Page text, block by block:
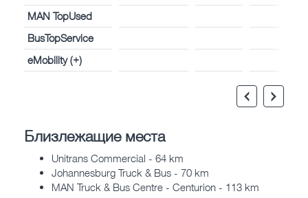
MAN TopUsed
BusTopService
eMobility (+)
Близлежащие места
Unitrans Commercial - 64 km
Johannesburg Truck & Bus - 70 km
MAN Truck & Bus Centre - Centurion - 113 km